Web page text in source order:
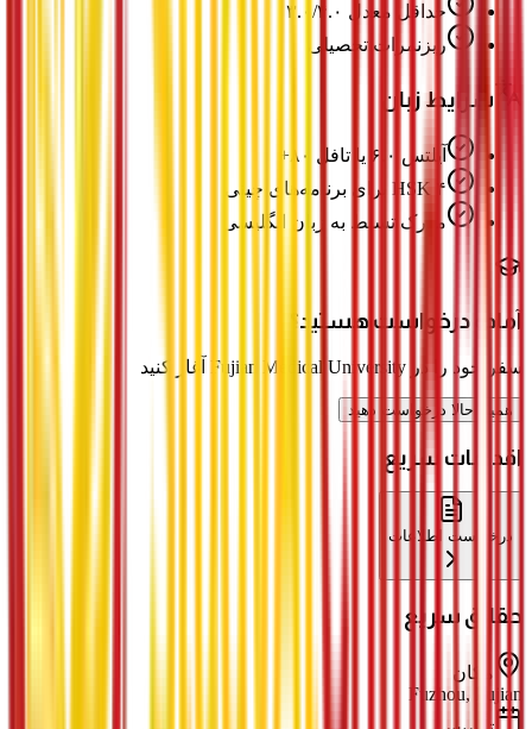
حداقل معدل ۳.۰/۴.۰
ریزنمرات تحصیلی
شرایط زبان
آیلتس ۶.۰ یا تافل ۸۰+
HSK ۴ برای برنامه‌های چینی
مدرک تسلط به زبان انگلیسی
آماده درخواست هستید؟
سفر خود را در Fujian Medical University آغاز کنید
همین حالا درخواست دهید
اقدامات سریع
درخواست اطلاعات
حقائق سریع
مکان
Fuzhou, Fujian